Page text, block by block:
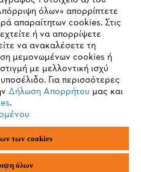
όλων» απορρίπτετε
απαραίτητων cookies. Στις
ή να απορρίψετε
να ανακαλέσετε τη
μεμονωμένων cookies ή
με μελλοντική ισχύ
Για περισσότερες
Δήλωση Απορρήτου μας και
.
των cookies
όλων